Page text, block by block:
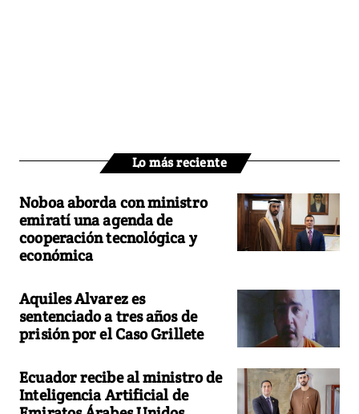
Lo más reciente
Noboa aborda con ministro
emiratí una agenda de
cooperación tecnológica y
económica
Aquiles Alvarez es
sentenciado a tres años de
prisión por el Caso Grillete
Ecuador recibe al ministro de
Inteligencia Artificial de